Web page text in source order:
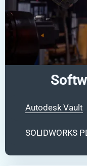
Autodesk Vault
SOLIDWORKS